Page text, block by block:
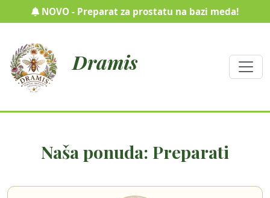
NOVO - Preparat za prostatu na bazi meda!
Dramis
Naša ponuda: Preparati